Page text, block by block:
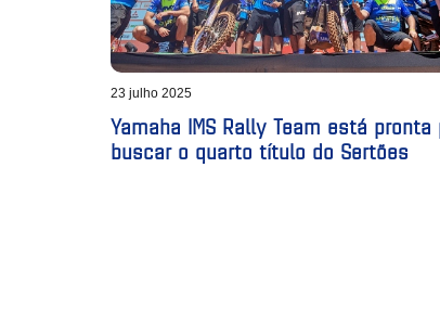
23 julho 2025
Yamaha IMS Rally Team está pronta
buscar o quarto título do Sertões